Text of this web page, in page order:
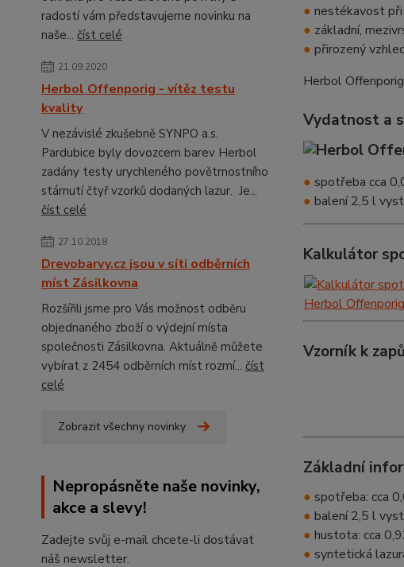
radostí vám představujeme novinku na
naše... číst celé
21.09.2020
Herbol Offenporig - vítěz testu
kvality
V nezávislé zkušebně SYNPO a.s.
Pardubice byly dovozcem barev Herbol
zadány testy urychleného povětrnostního
stárnutí čtyř vzorků dodaných lazur. Je...
číst celé
27.10.2018
Drevobarvy.cz jsou v síti odběrních
míst Zásilkovna
Rozšířili jsme pro Vás možnost odběru
objednaného zboží o výdejní místa
společnosti Zásilkovna. Aktuálně můžete
vybírat z 2454 odběrních míst rozmí... číst
celé
Zobrazit všechny novinky
Nepropásněte naše novinky,
akce a slevy!
Zadejte svůj e-mail chcete-li dostávat
náš newsletter.
● nestékavost při
● základní,
● přirozený
Herbol
Vydatnost a
● spotřeba cca
● balení 2,5 l
Kalkulátor
Vzorník k
Základní
● spotřeba: cca
● balení 2,5 l
● hustota: cca
● syntetická